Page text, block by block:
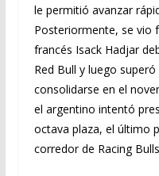
le permitió avanzar
Posteriormente, se vio
francés Isack Hadjar
Red Bull y luego
consolidarse en el
el argentino intentó
octava plaza, el último
corredor de Racing